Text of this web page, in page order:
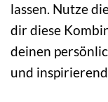
lassen. Nutze
dir diese
deinen
und